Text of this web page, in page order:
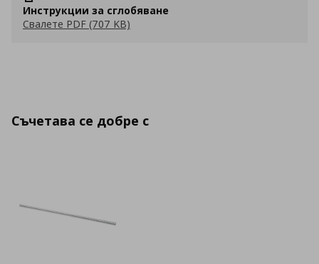
Инструкции за сглобяване
Свалете PDF (707 KB)
Съчетава се добре с